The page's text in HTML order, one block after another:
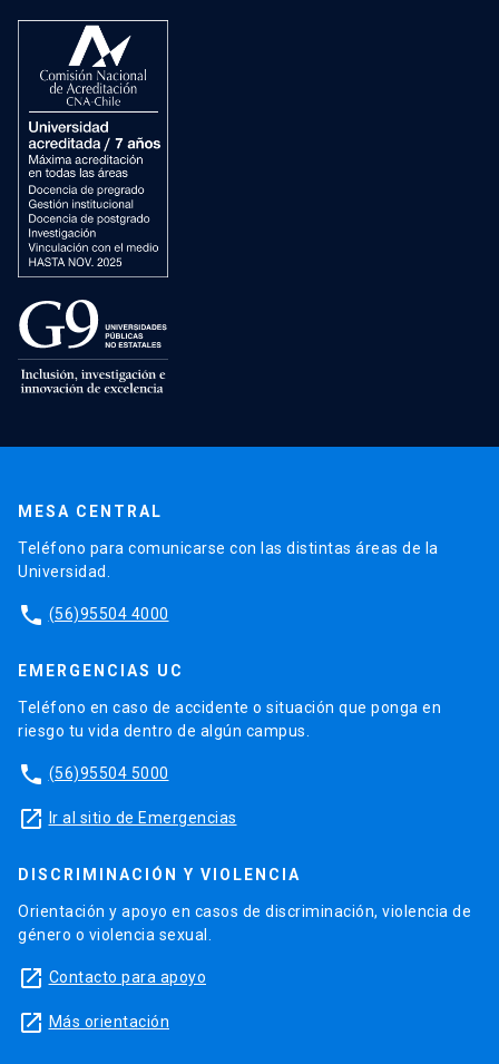
MESA CENTRAL
Teléfono para comunicarse con las distintas áreas de la
Universidad.
phone (56)95504 4000
EMERGENCIAS UC
Teléfono en caso de accidente o situación que ponga en
riesgo tu vida dentro de algún campus.
phone (56)95504 5000
launch Ir al sitio de Emergencias
DISCRIMINACIÓN Y VIOLENCIA
Orientación y apoyo en casos de discriminación, violencia de
género o violencia sexual.
launch Contacto para apoyo
launch Más orientación